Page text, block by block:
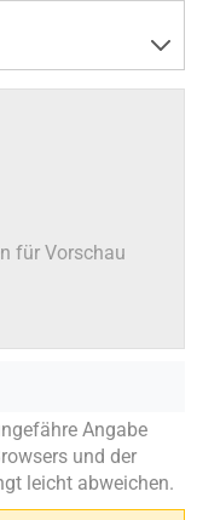
für Vorschau
Angabe
und der
leicht abweichen.